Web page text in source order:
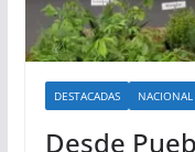
DESTACADAS NACIONAL
Desde